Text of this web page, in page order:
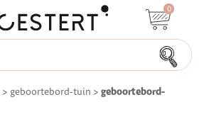
0
> geboortebord-tuin > geboortebord-